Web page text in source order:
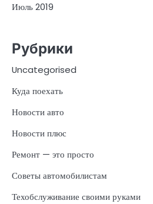
Июль 2019
Рубрики
Uncategorised
Куда поехать
Новости авто
Новости плюс
Ремонт — это просто
Советы автомобилистам
Техобслуживание своими руками